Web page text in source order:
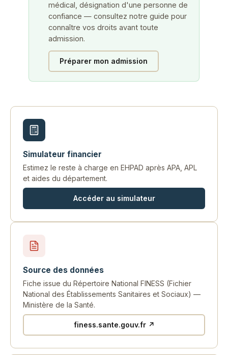
médical, désignation d'une personne de
confiance — consultez notre guide pour
connaître vos droits avant toute
admission.
Préparer mon admission
Simulateur financier
Estimez le reste à charge en EHPAD après APA, APL
et aides du département.
Accéder au simulateur
Source des données
Fiche issue du Répertoire National FINESS (Fichier
National des Établissements Sanitaires et Sociaux) —
Ministère de la Santé.
finess.sante.gouv.fr ↗